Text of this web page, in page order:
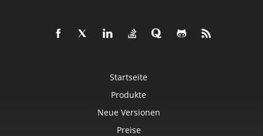
Startseite
Produkte
Neue Versionen
Preise